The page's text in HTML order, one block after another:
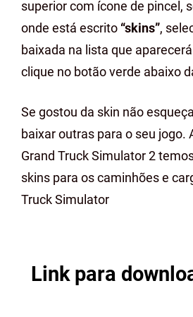
superior com ícone de pincel,
onde está escrito “skins”,
baixada na lista que
clique no botão verde abaixo
Se gostou da skin não
baixar outras para o seu jogo.
Grand Truck Simulator 2
skins para os caminhões e
Truck Simulator
Link para